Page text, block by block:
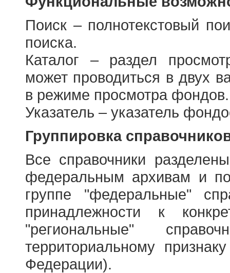
Поиск – полнотекстовый
поиска.
Каталог – раздел
может проводиться в двух
в режиме просмотра фондов.
Указатель – указатель
Группировка
Все справочники
федеральным архивам и
группе "федеральные"
принадлежности к
"региональные"
территориальному
Федерации).